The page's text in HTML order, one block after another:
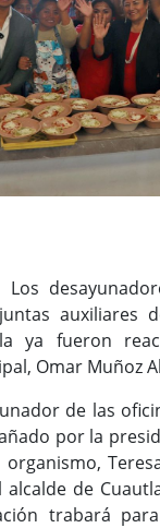
Los
auxiliares
ya fueron
Omar Muñoz
de las
por la
alcalde de
trabará